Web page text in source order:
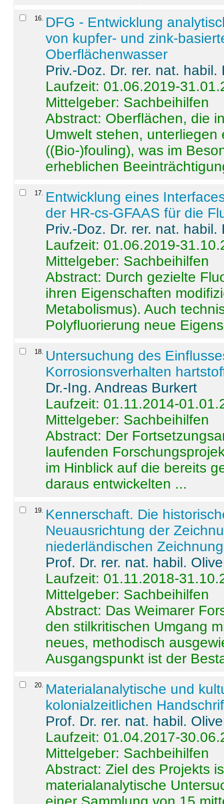
16
DFG - Entwicklung
von kupfer- und zink-
Oberflächenwasser
Priv.-Doz. Dr. rer. nat.
Laufzeit: 01.06.2019-
Mittelgeber: Sachbeihilfen
Abstract: Oberflächen, die
Umwelt stehen,
((Bio-)fouling), was im
erheblichen
17
Entwicklung eines
der HR-cs-GFAAS für die
Priv.-Doz. Dr. rer. nat.
Laufzeit: 01.06.2019-
Mittelgeber: Sachbeihilfen
Abstract: Durch gezielte
ihren Eigenschaften
Metabolismus). Auch
Polyfluorierung neue
18
Untersuchung des
Korrosionsverhalten
Dr.-Ing. Andreas Burkert
Laufzeit: 01.11.2014-
Mittelgeber: Sachbeihilfen
Abstract: Der
laufenden
im Hinblick auf die bereits
daraus entwickelten ...
19
Kennerschaft. Die
Neuausrichtung der
niederländischen
Prof. Dr. rer. nat. habil.
Laufzeit: 01.11.2018-
Mittelgeber: Sachbeihilfen
Abstract: Das Weimarer
den stilkritischen Umgang
neues, methodisch
Ausgangspunkt ist der
20
Materialanalytische und
kolonialzeitlichen
Prof. Dr. rer. nat. habil.
Laufzeit: 01.04.2017-
Mittelgeber: Sachbeihilfen
Abstract:Ziel des Projekts
materialanalytische